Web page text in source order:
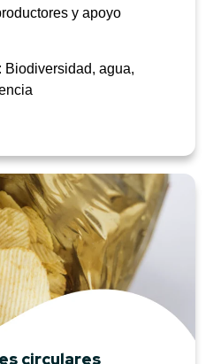
y apoyo
Biodiversidad, agua,
circulares